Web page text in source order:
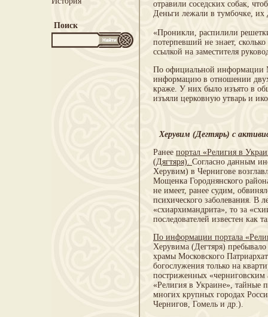
Поиск
отравили соседских собак,
Деньги лежали в тумбочке, их
«Проникли, распилили
потерпевший не знает,
ссылкой на заместителя
По официальной информации
информацию в отношении
краже. У них было изъято в
изъяли церковную утварь и
Херувим (Дегтярь) с
Ранее портал «Религия в
(Дягтяря). Согласно данным
Херувим) в Чернигове
Мощенка Городнянского
не имеет, ранее судим,
психического заболевания. В
«схиархимандрита», то за
последователей известен как
По информации портала
Херувима (Дегтяря)
храмы Московского
богослужения только на
постриженных «черниговским
«Религия в Украине», тайные
многих крупных городах
Чернигов, Гомель и др.).